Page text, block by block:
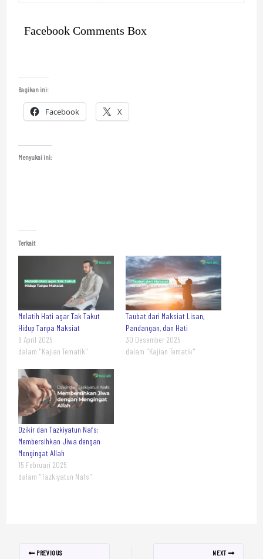
Facebook Comments Box
Bagikan ini:
Facebook X
Menyukai ini:
Terkait
Melatih Hati agar Tak Takut
Hidup Tanpa Maksiat
9 April 2025
dalam "Kajian Tematik"
Taubat dari Maksiat Lisan,
Pandangan, dan Hati
30 Desember 2025
dalam "Kajian Tematik"
Dzikir dan Tazkiyatun Nafs:
Membersihkan Jiwa dengan
Mengingat Allah
15 Februari 2025
dalam "Tazkiyatun Nafs"
PREVIOUS NEXT